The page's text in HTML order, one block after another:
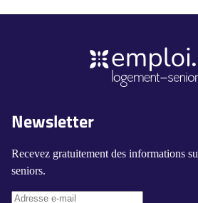
Newsletter
Recevez gratuitement des informations
seniors.